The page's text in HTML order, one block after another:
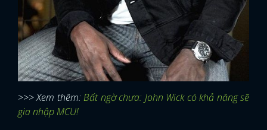
>>> Xem thêm:Bất ngờ chưa: John Wick có khả năng sẽ
gia nhập MCU!